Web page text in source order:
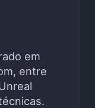
em
entre